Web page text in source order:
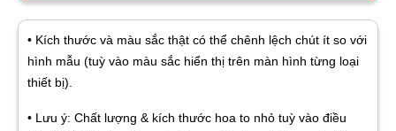
• Kích thước và màu sắc thật có thể chênh lệch chút ít so với
hình mẫu (tuỳ vào màu sắc hiển thị trên màn hình từng loại
thiết bị).
• Lưu ý: Chất lượng & kích thước hoa to nhỏ tuỳ vào điều